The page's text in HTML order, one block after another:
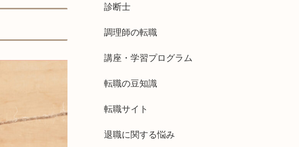
診断士
調理師の転職
講座・学習プログラム
転職の豆知識
転職サイト
退職に関する悩み